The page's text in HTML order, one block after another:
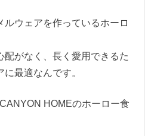
ウェアを作っているホーロ
配がなく、長く愛用できるた
最適なんです。
HOMEのホーロー食